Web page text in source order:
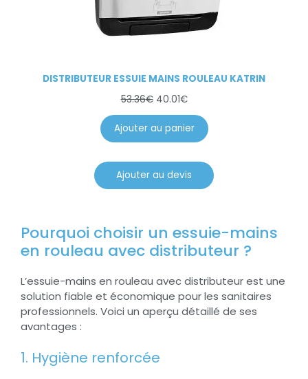
DISTRIBUTEUR ESSUIE MAINS ROULEAU KATRIN
53.36€ 40.01€
Ajouter au panier
Ajouter au devis
Pourquoi choisir un essuie-mains
en rouleau avec distributeur ?
L’essuie-mains en rouleau avec distributeur est une
solution fiable et économique pour les sanitaires
professionnels. Voici un aperçu détaillé de ses
avantages :
1. Hygiène renforcée